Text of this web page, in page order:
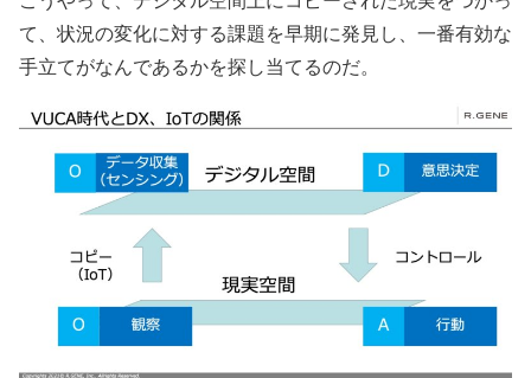
て、状況の変化に対する課題を早期に発見し、一番有効な
手立てがなんであるかを探し当てるのだ。